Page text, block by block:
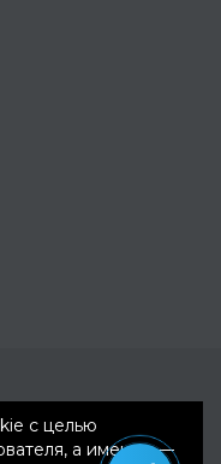
с целью
а именно —